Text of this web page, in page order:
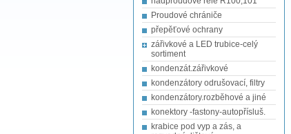
Proudové chrániče
přepěťové ochrany
zářivkové a LED trubice-celý
sortiment
kondenzát.zářivkové
kondenzátory odrušovací, filtry
kondenzátory.rozběhové a jiné
konektory -fastony-autopřísluš.
krabice pod vyp a zás, a